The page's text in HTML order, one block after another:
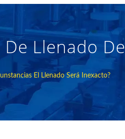
Llenado De
Inexacto? |
Alta Calidad
El Llenado Será Inexacto?